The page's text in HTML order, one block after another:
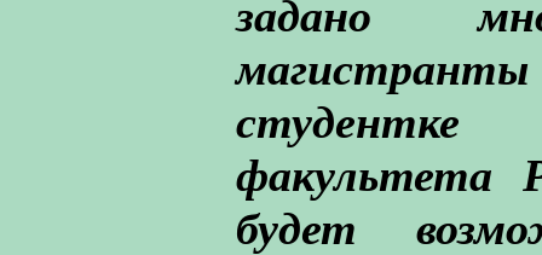
задано
студентке
факультета
будет